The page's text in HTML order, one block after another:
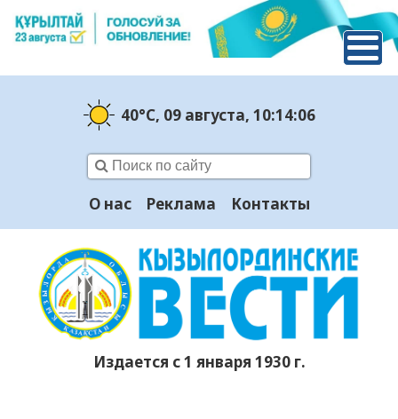
40°C, 09 августа, 10:14:07
О нас Реклама Контакты
Издается с 1 января 1930 г.